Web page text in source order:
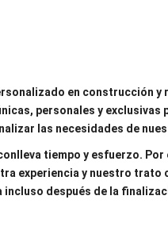
en construcción
personales y exclusivas
las necesidades de
tiempo y esfuerzo.
experiencia y nuestro
después de la